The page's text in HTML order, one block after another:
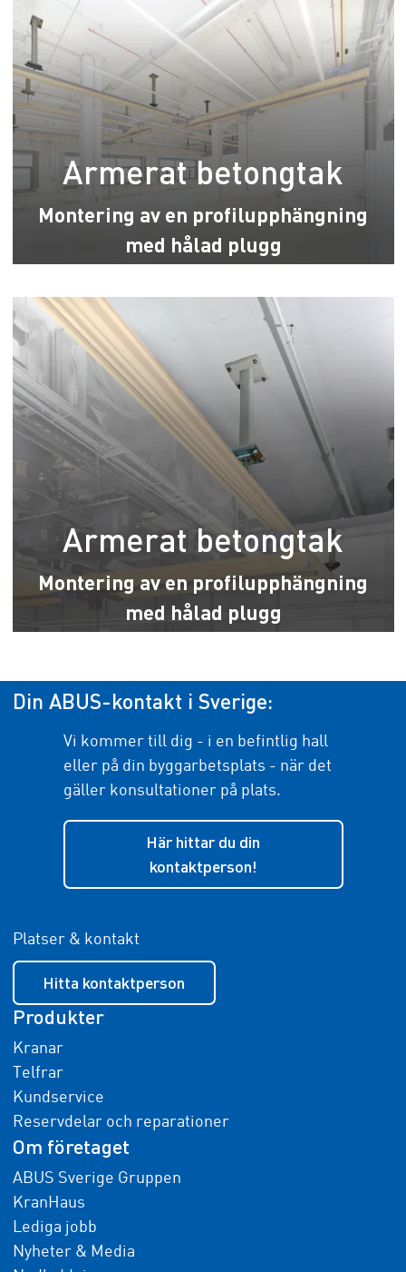
Armerat betongtak
Montering av en profilupphängning
med hålad plugg
Armerat betongtak
Montering av en profilupphängning
med hålad plugg
Din ABUS-kontakt i Sverige:
Vi kommer till dig - i en befintlig hall
eller på din byggarbetsplats - när det
gäller konsultationer på plats.
Här hittar du din
kontaktperson!
Platser & kontakt
Hitta kontaktperson
Produkter
Kranar
Telfrar
Kundservice
Reservdelar och reparationer
Om företaget
ABUS Sverige Gruppen
KranHaus
Lediga jobb
Nyheter & Media